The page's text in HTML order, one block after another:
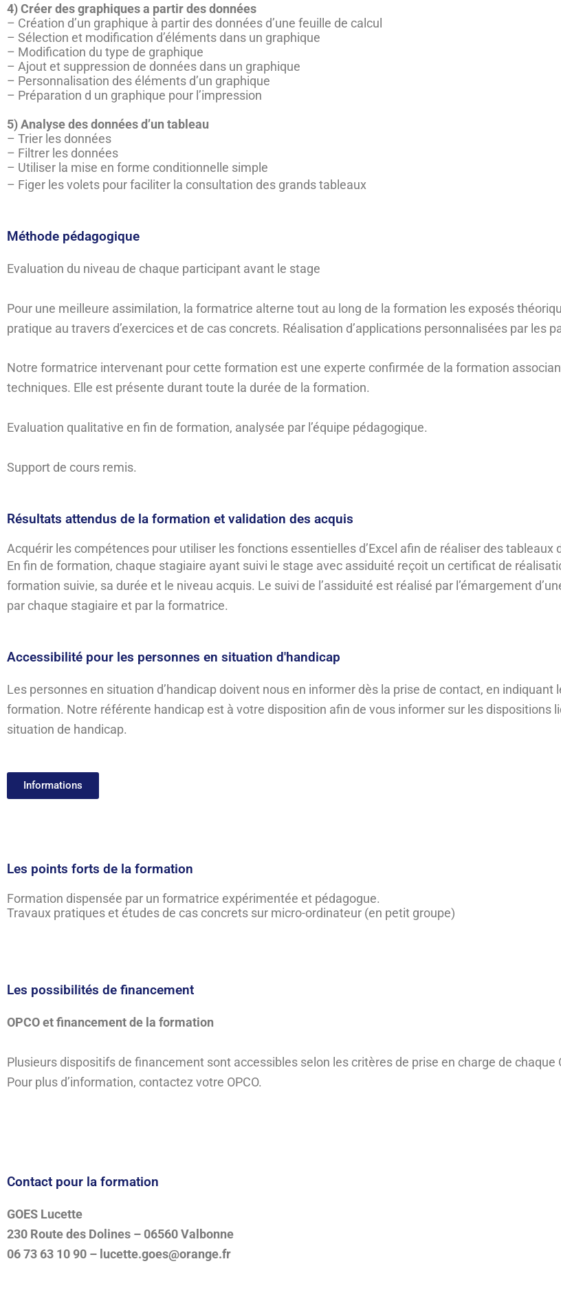
4) Créer des graphiques a partir des données
– Création d’un graphique à partir des données d’une feuille de calcul
– Sélection et modification d’éléments dans un graphique
– Modification du type de graphique
– Ajout et suppression de données dans un graphique
– Personnalisation des éléments d’un graphique
– Préparation d un graphique pour l’impression
5) Analyse des données d’un tableau
– Trier les données
– Filtrer les données
– Utiliser la mise en forme conditionnelle simple
– Figer les volets pour faciliter la consultation des grands tableaux
Méthode pédagogique
Evaluation du niveau de chaque participant avant le stage
Pour une meilleure assimilation, la formatrice alterne tout au long de la formation les exposés
pratique au travers d’exercices et de cas concrets. Réalisation d’applications personnalisées par les
Notre formatrice intervenant pour cette formation est une experte confirmée de la formation
techniques. Elle est présente durant toute la durée de la formation.
Evaluation qualitative en fin de formation, analysée par l’équipe pédagogique.
Support de cours remis.
Résultats attendus de la formation et validation des acquis
Acquérir les compétences pour utiliser les fonctions essentielles d’Excel afin de réaliser des tableaux
En fin de formation, chaque stagiaire ayant suivi le stage avec assiduité reçoit un certificat de
formation suivie, sa durée et le niveau acquis. Le suivi de l’assiduité est réalisé par l’émargement
par chaque stagiaire et par la formatrice.
Accessibilité pour les personnes en situation d'handicap
Les personnes en situation d’handicap doivent nous en informer dès la prise de contact, en indiquant
formation. Notre référente handicap est à votre disposition afin de vous informer sur les dispositions
situation de handicap.
Informations
Les points forts de la formation
Formation dispensée par un formatrice expérimentée et pédagogue.
Travaux pratiques et études de cas concrets sur micro-ordinateur (en petit groupe)
Les possibilités de financement
OPCO et financement de la formation
Plusieurs dispositifs de financement sont accessibles selon les critères de prise en charge de chaque
Pour plus d’information, contactez votre OPCO.
Contact pour la formation
GOES Lucette
230 Route des Dolines – 06560 Valbonne
06 73 63 10 90 – lucette.goes@orange.fr